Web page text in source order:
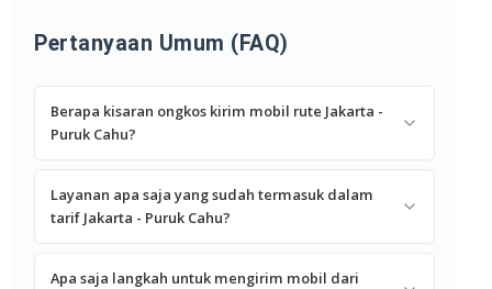
Pertanyaan Umum (FAQ)
Berapa kisaran ongkos kirim mobil rute Jakarta -
Puruk Cahu?
Layanan apa saja yang sudah termasuk dalam
tarif Jakarta - Puruk Cahu?
Apa saja langkah untuk mengirim mobil dari